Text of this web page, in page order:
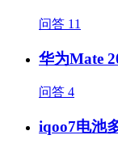
问答 11
华为Mate
问答 4
iqoo7电池